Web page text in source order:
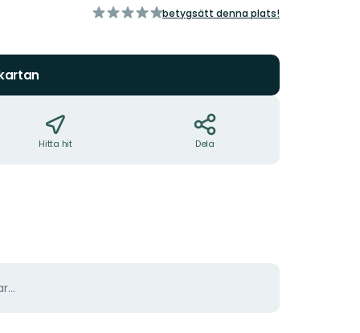
av
betygsätt denna plats!
Hitta hit Dela